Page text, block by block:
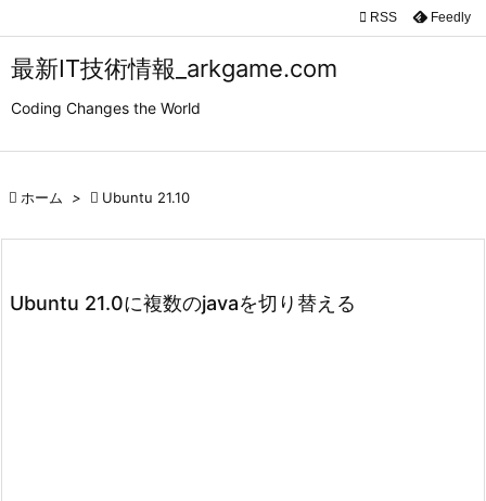
最新IT技術情報_arkgame.com
Coding Changes the World


 RSS Feedly
 ホーム >  Ubuntu 21.10
Ubuntu 21.0に複数のjavaを切り替える